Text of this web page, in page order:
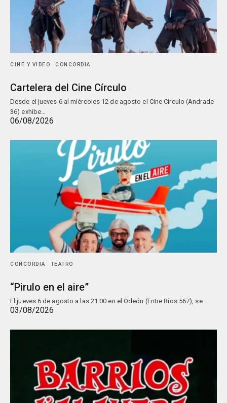
CINE Y VIDEO CONCORDIA
Cartelera del Cine Círculo
Desde el jueves 6 al miércoles 12 de agosto el Cine Círculo (Andrade
36) exhibe…
06/08/2026
CONCORDIA TEATRO
“Pirulo en el aire”
El jueves 6 de agosto a las 21:00 en el Odeón (Entre Ríos 567), se…
03/08/2026